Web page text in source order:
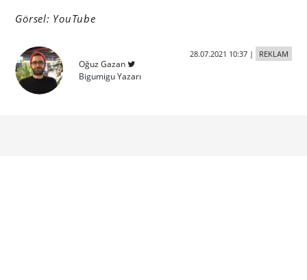
Görsel: YouTube
Oğuz Gazan
Bigumigu Yazarı
28.07.2021 10:37| REKLAM